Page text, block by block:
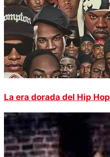
La era dorada del Hip Hop